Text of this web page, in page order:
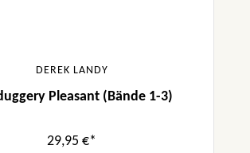
DEREK LANDY
Pleasant (Bände 1-3)
29,95 €*